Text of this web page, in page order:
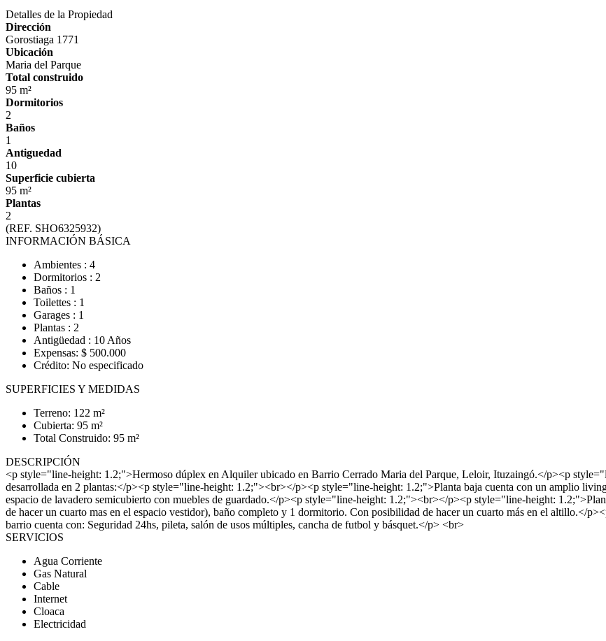
Detalles de la Propiedad
Dirección
Gorostiaga 1771
Ubicación
Maria del Parque
Total construido
95 m²
Dormitorios
2
Baños
1
Antiguedad
10
Superficie cubierta
95 m²
Plantas
2
(REF. SHO6325932)
INFORMACIÓN BÁSICA
Ambientes : 4
Dormitorios : 2
Baños : 1
Toilettes : 1
Garages : 1
Plantas : 2
Antigüedad : 10 Años
Expensas: $ 500.000
Crédito: No especificado
SUPERFICIES Y MEDIDAS
Terreno: 122 m²
Cubierta: 95 m²
Total Construido: 95 m²
DESCRIPCIÓN
<p style="line-height: 1.2;">Hermoso dúplex en Alquiler ubicado en Barrio Cerrado Maria del Parque, Leloir, Ituzaingó.</p><p
desarrollada en 2 plantas:</p><p style="line-height: 1.2;"><br></p><p style="line-height: 1.2;">Planta baja cuenta con un amplio
espacio de lavadero semicubierto con muebles de guardado.</p><p style="line-height: 1.2;"><br></p><p style="line-height:
de hacer un cuarto mas en el espacio vestidor), baño completo y 1 dormitorio. Con posibilidad de hacer un cuarto más en el
barrio cuenta con: Seguridad 24hs, pileta, salón de usos múltiples, cancha de futbol y básquet.</p> <br>
SERVICIOS
Agua Corriente
Gas Natural
Cable
Internet
Cloaca
Electricidad